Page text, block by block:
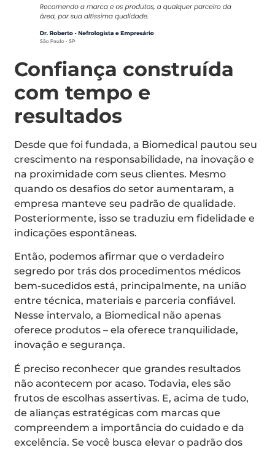
Confiança construída
com tempo e
resultados
Desde que foi fundada, a Biomedical pautou seu
crescimento na responsabilidade, na inovação e
na proximidade com seus clientes. Mesmo
quando os desafios do setor aumentaram, a
empresa manteve seu padrão de qualidade.
Posteriormente, isso se traduziu em fidelidade e
indicações espontâneas.
Então, podemos afirmar que o verdadeiro
segredo por trás dos procedimentos médicos
bem-sucedidos está, principalmente, na união
entre técnica, materiais e parceria confiável.
Nesse intervalo, a Biomedical não apenas
oferece produtos – ela oferece tranquilidade,
inovação e segurança.
É preciso reconhecer que grandes resultados
não acontecem por acaso. Todavia, eles são
frutos de escolhas assertivas. E, acima de tudo,
de alianças estratégicas com marcas que
compreendem a importância do cuidado e da
excelência. Se você busca elevar o padrão dos